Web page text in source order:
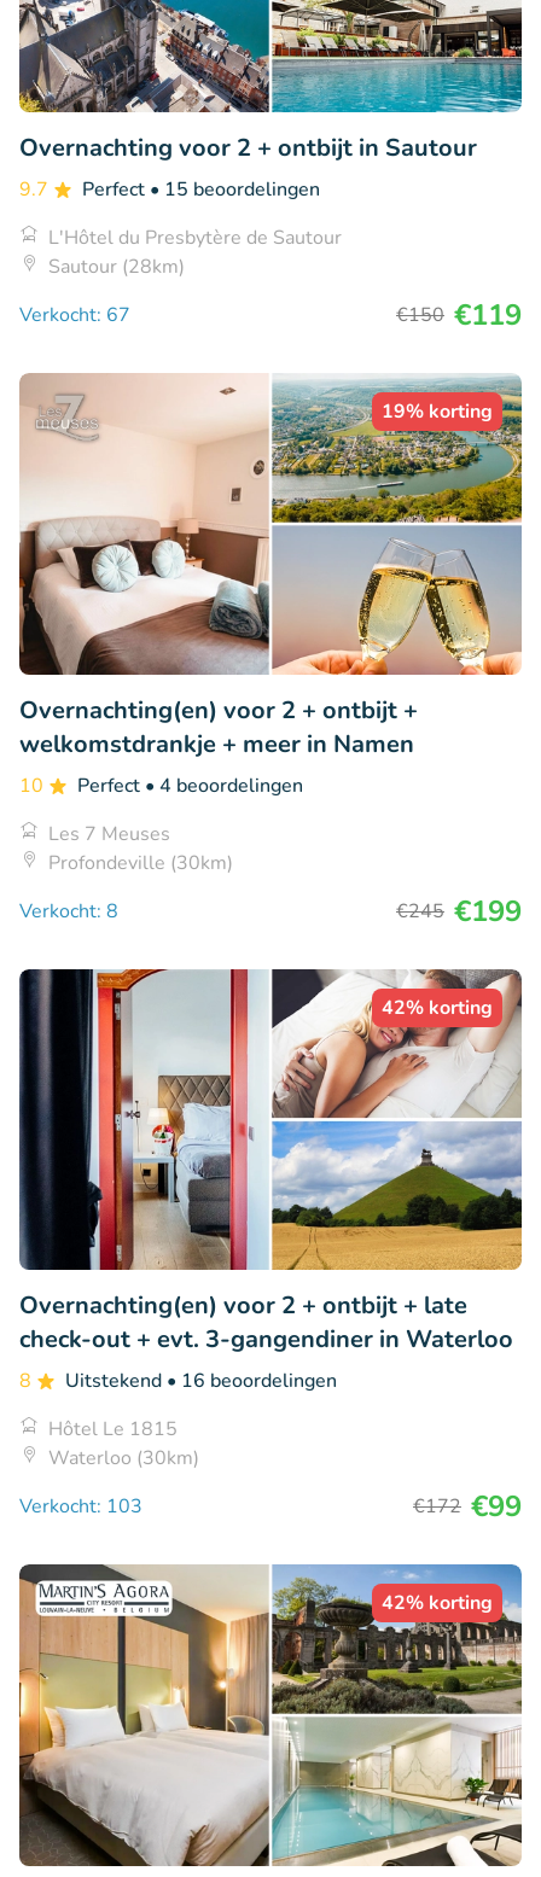
Overnachting voor 2 + ontbijt in Sautour
9.7 Perfect • 15 beoordelingen
L'Hôtel du Presbytère de Sautour
Sautour (28km)
Verkocht: 67
€150 €119
19% korting
Overnachting(en) voor 2 + ontbijt +
welkomstdrankje + meer in Namen
10 Perfect • 4 beoordelingen
Les 7 Meuses
Profondeville (30km)
Verkocht: 8
€245 €199
42% korting
Overnachting(en) voor 2 + ontbijt + late
check-out + evt. 3-gangendiner in Waterloo
8 Uitstekend • 16 beoordelingen
Hôtel Le 1815
Waterloo (30km)
Verkocht: 103
€172 €99
42% korting